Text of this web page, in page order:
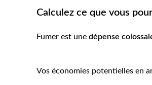
Calculez ce que vous
Fumer est une dépense
Vos économies potentielles en